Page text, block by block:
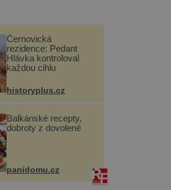
Černovická
rezidence: Pedant
Hlávka kontroloval
každou cihlu
historyplus.cz
Balkánské recepty,
dobroty z dovolené
panidomu.cz